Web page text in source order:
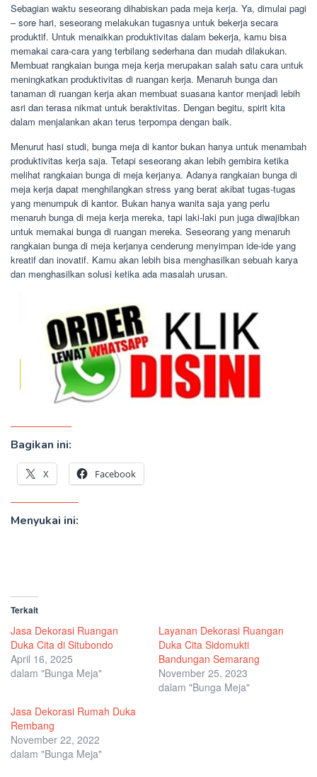
Sebagian waktu seseorang dihabiskan pada meja kerja. Ya, dimulai pagi
– sore hari, seseorang melakukan tugasnya untuk bekerja secara
produktif. Untuk menaikkan produktivitas dalam bekerja, kamu bisa
memakai cara-cara yang terbilang sederhana dan mudah dilakukan.
Membuat rangkaian bunga meja kerja merupakan salah satu cara untuk
meningkatkan produktivitas di ruangan kerja. Menaruh bunga dan
tanaman di ruangan kerja akan membuat suasana kantor menjadi lebih
asri dan terasa nikmat untuk beraktivitas. Dengan begitu, spirit kita
dalam menjalankan akan terus terpompa dengan baik.
Menurut hasi studi, bunga meja di kantor bukan hanya untuk menambah
produktivitas kerja saja. Tetapi seseorang akan lebih gembira ketika
melihat rangkaian bunga di meja kerjanya. Adanya rangkaian bunga di
meja kerja dapat menghilangkan stress yang berat akibat tugas-tugas
yang menumpuk di kantor. Bukan hanya wanita saja yang perlu
menaruh bunga di meja kerja mereka, tapi laki-laki pun juga diwajibkan
untuk memakai bunga di ruangan mereka. Seseorang yang menaruh
rangkaian bunga di meja kerjanya cenderung menyimpan ide-ide yang
kreatif dan inovatif. Kamu akan lebih bisa menghasilkan sebuah karya
dan menghasilkan solusi ketika ada masalah urusan.
Bagikan ini:
X Facebook
Menyukai ini:
Terkait
Jasa Dekorasi Ruangan
Duka Cita di Situbondo
April 16, 2025
dalam "Bunga Meja"
Layanan Dekorasi Ruangan
Duka Cita Sidomukti
Bandungan Semarang
November 25, 2023
dalam "Bunga Meja"
Jasa Dekorasi Rumah Duka
Rembang
November 22, 2022
dalam "Bunga Meja"